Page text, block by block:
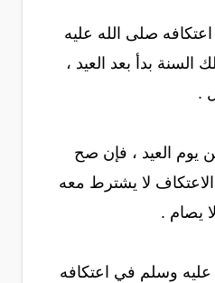
صلى الله عليه
بدأ بعد العيد ،
.
يوم العيد ، فإن صح
لا يشترط معه
يصام .
وسلم في اعتكافه